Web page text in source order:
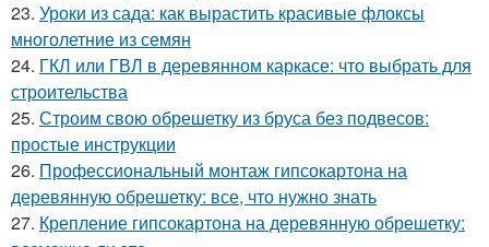
23. Уроки из сада: как вырастить красивые флоксы
многолетние из семян
24. ГКЛ или ГВЛ в деревянном каркасе: что выбрать для
строительства
25. Строим свою обрешетку из бруса без подвесов:
простые инструкции
26. Профессиональный монтаж гипсокартона на
деревянную обрешетку: все, что нужно знать
27. Крепление гипсокартона на деревянную обрешетку: